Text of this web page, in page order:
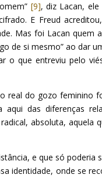
[9], diz Lacan,
E Freud
Mas foi Lacan quem
de si mesmo” ao dar
o que entreviu pelo
real do gozo feminino
das diferenças
absoluta, aquela
e que só poderia
identidade, onde se